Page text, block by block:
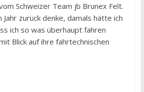
Schweizer Team jb Brunex Felt.
Jahr zurück denke, damals hätte ich
ich so was überhaupt fahren
Blick auf ihre fahrtechnischen